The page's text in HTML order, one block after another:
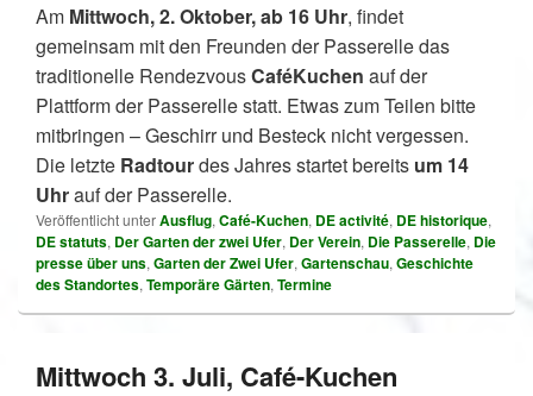
Am Mittwoch, 2. Oktober, ab 16 Uhr, findet
gemeinsam mit den Freunden der Passerelle das
traditionelle RendezvousCaféKuchen auf der
Plattform der Passerelle statt. Etwas zum Teilen bitte
mitbringen – Geschirr und Besteck nicht vergessen.
Die letzte Radtourdes Jahres startet bereits um 14
Uhrauf der Passerelle.
Veröffentlicht unterAusflug, Café-Kuchen, DE activité, DE historique,
DE statuts, Der Garten der zwei Ufer, Der Verein, Die Passerelle, Die
presse über uns, Garten der Zwei Ufer, Gartenschau, Geschichte
des Standortes, Temporäre Gärten, Termine
Mittwoch 3. Juli, Café-Kuchen